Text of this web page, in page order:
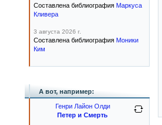
Составлена библиография Маркуса
Кливера
3 августа 2026 г.
Составлена библиография Моники
Ким
А вот, например:
Генри Лайон Олди
Петер и Смерть